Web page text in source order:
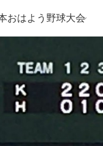
おはよう野球大会